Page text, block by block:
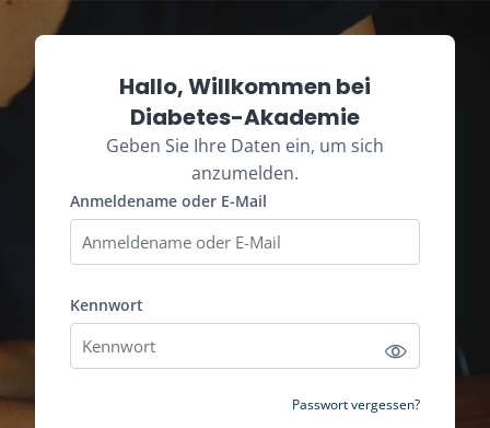
Zum Hauptinhalt
Hallo, Willkommen bei
Diabetes-Akademie
Geben Sie Ihre Daten ein, um sich
anzumelden.
Kontoerstellung abbrechen
Anmeldename oder E-Mail
Anmeldename oder E-Mail
Kennwort
Kennwort
Passwort vergessen?